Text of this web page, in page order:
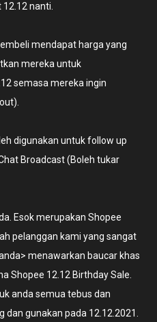
nanti.
mendapat harga yang
mereka untuk
semasa mereka ingin
digunakan untuk follow up
Broadcast (Boleh tukar
Esok merupakan Shopee
pelanggan kami yang sangat
menawarkan baucar khas
Shopee 12.12 Birthday Sale.
anda semua tebus dan
gunakan pada 12.12.2021.